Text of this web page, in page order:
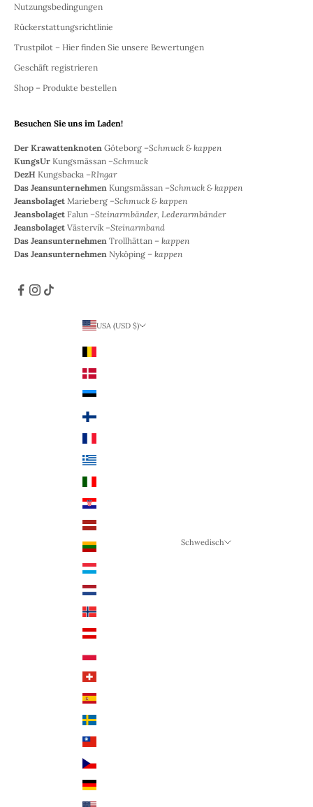
Nutzungsbedingungen
Rückerstattungsrichtlinie
Trustpilot – Hier finden Sie unsere Bewertungen
Geschäft registrieren
Shop – Produkte bestellen
Besuchen Sie uns im Laden!
Der Krawattenknoten Göteborg –Schmuck & kappen
KungsUr Kungsmässan –Schmuck
DezH Kungsbacka –RIngar
Das Jeansunternehmen Kungsmässan –Schmuck & kappen
Jeansbolaget Marieberg –Schmuck & kappen
Jeansbolaget Falun –Steinarmbänder, Lederarmbänder
Jeansbolaget Västervik –Steinarmband
Das Jeansunternehmen Trollhättan – kappen
Das Jeansunternehmen Nyköping – kappen
USA (USD $)
Dänemark (DKK)
Estland (EUR €)
Finnland (EUR €)
Griechenland (EUR €)
Kroatien (EUR €)
Lettland (EUR €)
Litauen (EUR €)
Luxemburg (EUR €)
Niederlande (EUR €)
Norwegen (NOK)
Österreich (EUR €)
Polen (PLN)
Spanien (EUR €)
Schweden (SEK)
Tschechien (CZK Kč)
Deutschland (EUR €)
Schwedisch